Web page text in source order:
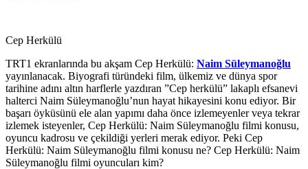
Cep Herkülü
TRT1 ekranlarında bu akşam Cep Herkülü: Naim Süleymanoğlu
yayınlanacak. Biyografi türündeki film, ülkemiz ve dünya spor
tarihine adını altın harflerle yazdıran ”Cep herkülü” lakaplı efsanevi
halterci Naim Süleymanoğlu’nun hayat hikayesini konu ediyor. Bir
başarı öyküsünü ele alan yapımı daha önce izlemeyenler veya tekrar
izlemek isteyenler, Cep Herkülü: Naim Süleymanoğlu filmi konusu,
oyuncu kadrosu ve çekildiği yerleri merak ediyor. Peki Cep
Herkülü: Naim Süleymanoğlu filmi konusu ne? Cep Herkülü: Naim
Süleymanoğlu filmi oyuncuları kim?